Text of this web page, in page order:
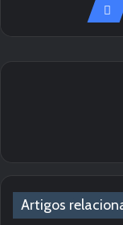
Artigos